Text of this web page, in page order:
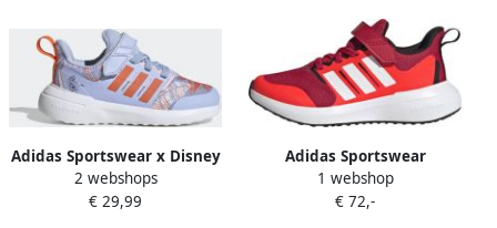
Adidas Sportswear x Disney
FortaRun 2.0 Moana
Cloudfoam Schoenen met
2 webshops
€ 29,99
Adidas Sportswear
FortaRun 2.0 Cloudfoam
Schoenen met Elastische
1 webshop
€ 72,-